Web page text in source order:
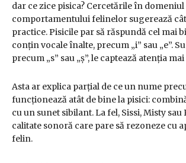
dar ce zice pisica? Cercetările în domeniul
comportamentului felinelor sugerează
practice. Pisicile par să răspundă cel mai
conțin vocale înalte, precum „i” sau „e”.
precum „s” sau „ș”, le captează atenția
Asta ar explica parțial de ce un nume
funcționează atât de bine la pisici:
cu un sunet sibilant. La fel, Sissi, Misty sau
calitate sonoră care pare să rezoneze cu
felin.